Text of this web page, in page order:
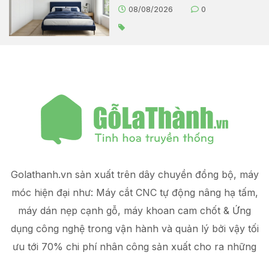
08/08/2026 0
Golathanh.vn sản xuất trên dây chuyền đồng bộ, máy
móc hiện đại như: Máy cắt CNC tự động nâng hạ tấm,
máy dán nẹp cạnh gỗ, máy khoan cam chốt & Ứng
dụng công nghệ trong vận hành và quản lý bởi vậy tối
ưu tới 70% chi phí nhân công sản xuất cho ra những